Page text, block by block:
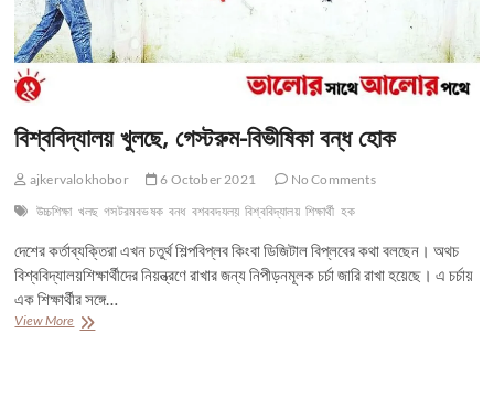
বিশ্ববিদ্যালয় খুলছে, গেস্টরুম-বিভীষিকা বন্ধ হোক
ajkervalokhobor 6 October 2021
No Comments
উচ্চশিক্ষা খলছ গসটরমবভষক বনধ বশববদযলয় বিশ্ববিদ্যালয় শিক্ষার্থী হক
দেশের কর্তাব্যক্তিরা এখন চতুর্থ শিল্পবিপ্লব কিংবা ডিজিটাল বিপ্লবের কথা বলছেন। অথচ
বিশ্ববিদ্যালয়শিক্ষার্থীদের নিয়ন্ত্রণে রাখার জন্য নিপীড়নমূলক চর্চা জারি রাখা হয়েছে। এ চর্চায়
এক শিক্ষার্থীর সঙ্গে…
View Moreবিশ্ববিদ্যালয়